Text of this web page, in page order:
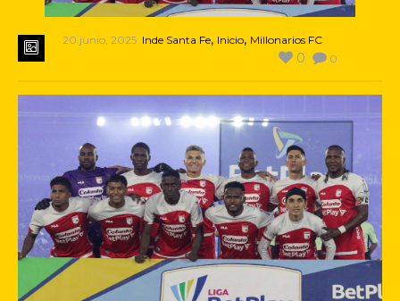
20 junio, 2025 Inde Santa Fe, Inicio, Millonarios FC
0
0